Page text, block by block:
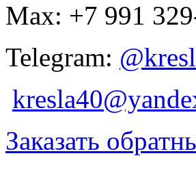
Max: +7 991
Telegram:
Заказать